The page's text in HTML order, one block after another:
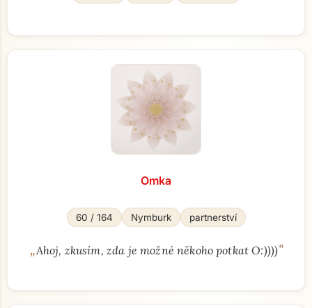
Omka
60 / 164 Nymburk partnerství
„Ahoj, zkusím, zda je možné někoho potkat O:))))"